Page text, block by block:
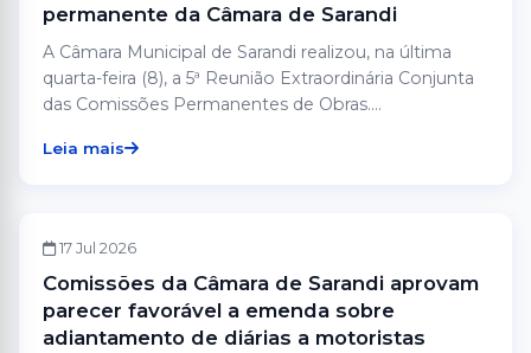
permanente da Câmara de Sarandi
A Câmara Municipal de Sarandi realizou, na última
quarta-feira (8), a 5ª Reunião Extraordinária Conjunta
das Comissões Permanentes de Obras....
Leia mais
CÂMARA
17 Jul 2026
Comissões da Câmara de Sarandi aprovam
parecer favorável a emenda sobre
adiantamento de diárias a motoristas